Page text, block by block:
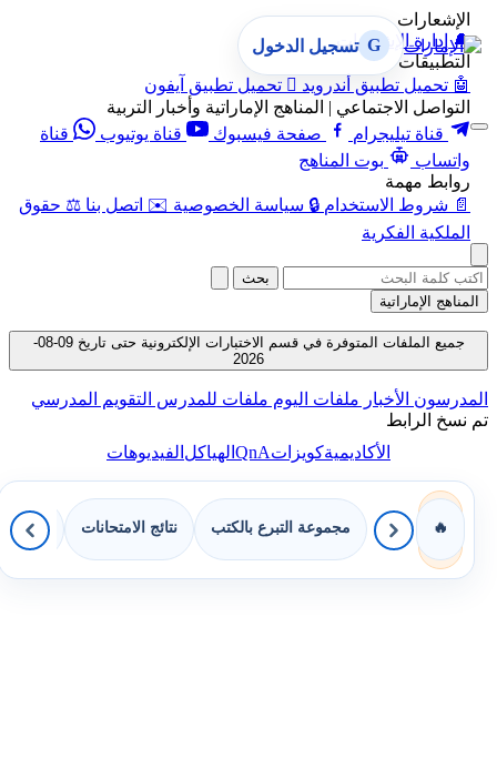
الإشعارات
🔔 إدارة الإشعارات
التطبيقات
🤖 تحميل تطبيق أندرويد  تحميل تطبيق آيفون
التواصل الاجتماعي | المناهج الإماراتية وأخبار التربية
قناة تيليجرام
صفحة فيسبوك قناة يوتيوب
قناة
واتساب
بوت المناهج
روابط مهمة
📄 شروط الاستخدام 🔒 سياسة الخصوصية ✉️ اتصل بنا ⚖️ حقوق
الملكية الفكرية
G تسجيل الدخول
بحث
المناهج الإماراتية
جميع الملفات المتوفرة في قسم الاختبارات الإلكترونية حتى تاريخ 09-08-
2026
المدرسون الأخبار ملفات اليوم ملفات للمدرس التقويم المدرسي
تم نسخ الرابط
الأكاديميةكويزاتQnAالهياكل الفيديوهات
🔥 مجموعة التبرع بالكتب نتائج الامتحانات